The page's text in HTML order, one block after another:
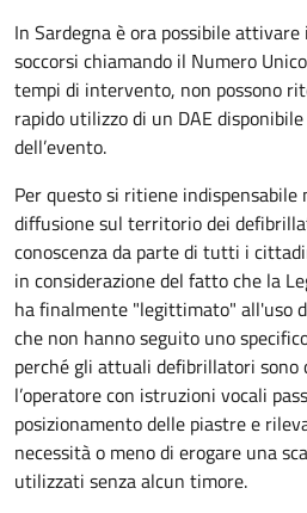
In Sardegna è ora possibile
soccorsi chiamando il Numero
tempi di intervento, non possono
rapido utilizzo di un DAE
dell’evento.
Per questo si ritiene indispensabile
diffusione sul territorio dei
conoscenza da parte di tutti i
in considerazione del fatto che la
ha finalmente "legittimato" all'uso
che non hanno seguito uno
perché gli attuali defibrillatori sono
l’operatore con istruzioni vocali
posizionamento delle piastre e
necessità o meno di erogare una
utilizzati senza alcun timore.